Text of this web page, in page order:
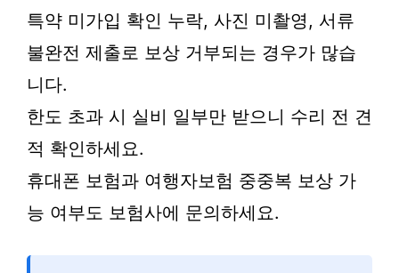
특약 미가입 확인 누락, 사진 미촬영, 서류
불완전 제출로 보상 거부되는 경우가 많습
니다.
한도 초과 시 실비 일부만 받으니 수리 전 견
적 확인하세요.
휴대폰 보험과 여행자보험 중중복 보상 가
능 여부도 보험사에 문의하세요.